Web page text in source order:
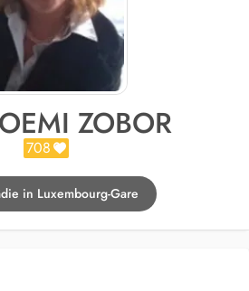
ZOBOR
708
in Luxembourg-Gare